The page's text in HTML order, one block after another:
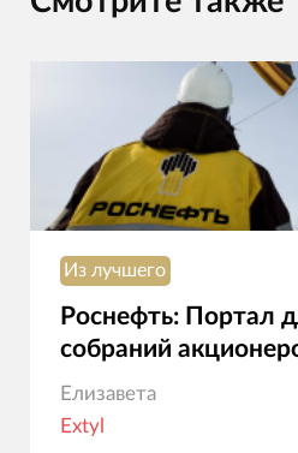
Из лучшего
Роснефть: Портал
собраний
Елизавета
Extyl